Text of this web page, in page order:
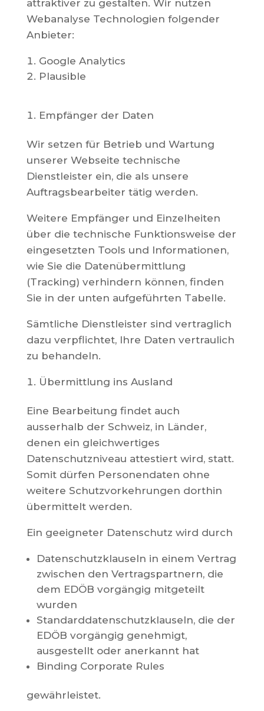
attraktiver zu gestalten. Wir nutzen
Webanalyse Technologien folgender
Anbieter:
Google Analytics
Plausible
Empfänger der Daten
Wir setzen für Betrieb und Wartung
unserer Webseite technische
Dienstleister ein, die als unsere
Auftragsbearbeiter tätig werden.
Weitere Empfänger und Einzelheiten
über die technische Funktionsweise der
eingesetzten Tools und Informationen,
wie Sie die Datenübermittlung
(Tracking) verhindern können, finden
Sie in der unten aufgeführten Tabelle.
Sämtliche Dienstleister sind vertraglich
dazu verpflichtet, Ihre Daten vertraulich
zu behandeln.
Übermittlung ins Ausland
Eine Bearbeitung findet auch
ausserhalb der Schweiz, in Länder,
denen ein gleichwertiges
Datenschutzniveau attestiert wird, statt.
Somit dürfen Personendaten ohne
weitere Schutzvorkehrungen dorthin
übermittelt werden.
Ein geeigneter Datenschutz wird durch
Datenschutzklauseln in einem Vertrag
zwischen den Vertragspartnern, die
dem EDÖB vorgängig mitgeteilt
wurden
Standarddatenschutzklauseln, die der
EDÖB vorgängig genehmigt,
ausgestellt oder anerkannt hat
Binding Corporate Rules
gewährleistet.